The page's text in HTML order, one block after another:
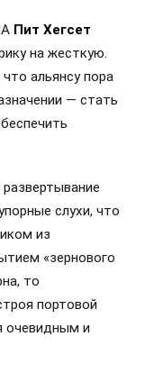
Пит Хегсет
на жесткую.
альянсу пора
— стать
слухи, что
из
«зернового
то
портовой
очевидным и